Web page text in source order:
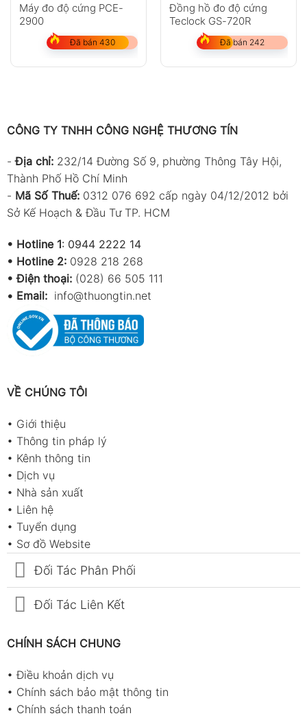
Máy đo độ cứng PCE-
2900
Đã bán 430
Đồng hồ đo độ cứng
Teclock GS-720R
Đã bán 242
CÔNG TY TNHH CÔNG NGHỆ THƯƠNG TÍN
-Địa chỉ: 232/14 Đường Số 9, phường Thông Tây Hội,
Thành Phố Hồ Chí Minh
- Mã Số Thuế: 0312 076 692 cấp ngày 04/12/2012 bởi
Sở Kế Hoạch & Đầu Tư TP. HCM
• Hotline 1: 0944 2222 14
• Hotline 2: 0928 218 268
• Điện thoại: (028) 66 505 111
• Email: info@thuongtin.net
VỀ CHÚNG TÔI
• Giới thiệu
• Thông tin pháp lý
• Kênh thông tin
• Dịch vụ
• Nhà sản xuất
• Liên hệ
• Tuyển dụng
• Sơ đồ Website
Đối Tác Phân Phối
Đối Tác Liên Kết
CHÍNH SÁCH CHUNG
•Điều khoản dịch vụ
• Chính sách bảo mật thông tin
• Chính sách thanh toán